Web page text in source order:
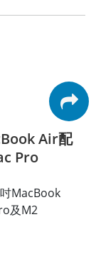
Air配
Pro
MacBook
及M2